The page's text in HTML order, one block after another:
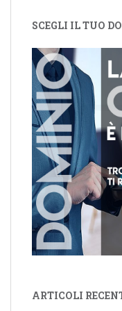
SCEGLI IL TUO
ARTICOLI